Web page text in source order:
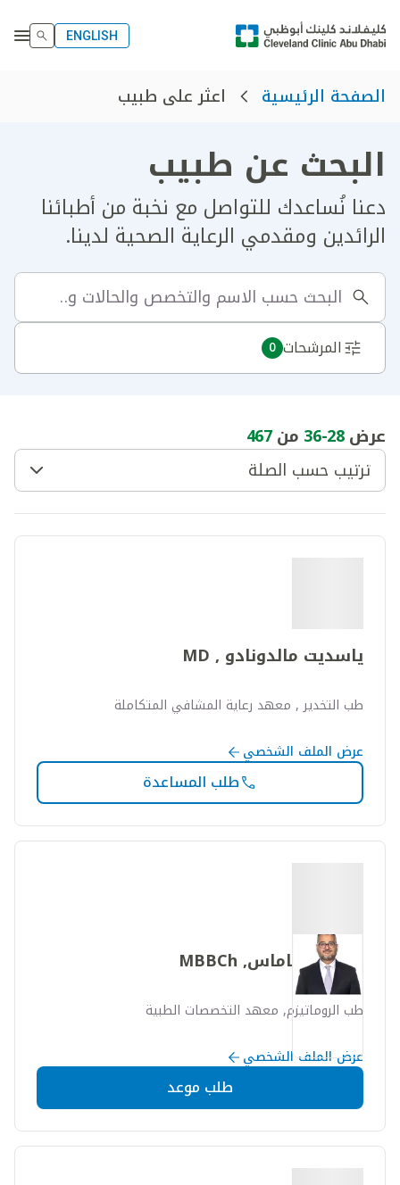
ENGLISH
الصفحة الرئيسية اعثر على طبيب
البحث عن طبيب
دعنا نُساعدك للتواصل مع نخبة من أطبائنا
الرائدين ومقدمي الرعاية الصحية لدينا.
المرشحات 0
عرض28
-
36 من467
ترتيب حسب الصلة
ياسديت مالدونادو , MD
طب التخدير , معهد رعاية المشافي المتكاملة
عرض الملف الشخصي
طلب المساعدة
رجائي أ. ناماس, MBBCh
طب الروماتيزم, معهد التخصصات الطبية
عرض الملف الشخصي
طلب موعد